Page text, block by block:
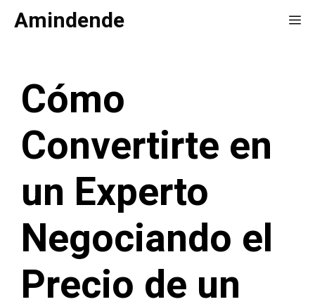
SaltarAmindende
Cómo
Convertirte en
un Experto
Negociando el
Precio de un